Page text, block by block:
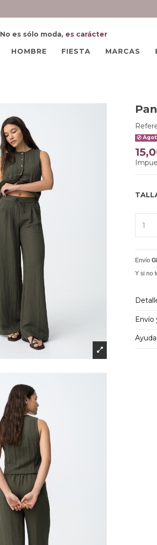
No es sólo moda, es carácter
HOMBRE FIESTA MARCAS
Envío
Y si no
Envío
Ayuda